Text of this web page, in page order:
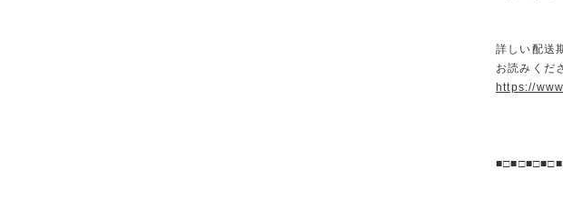
詳しい配送
お読みくだ
https://